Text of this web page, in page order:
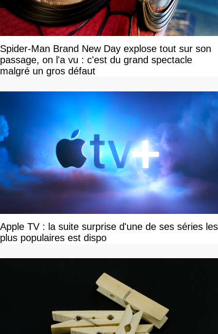
Spider-Man Brand New Day explose tout sur son
passage, on l'a vu : c'est du grand spectacle
malgré un gros défaut
Apple TV : la suite surprise d'une de ses séries les
plus populaires est dispo